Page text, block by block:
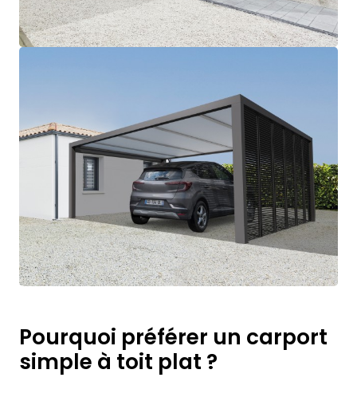
Pourquoi préférer un carport
simple à toit plat ?